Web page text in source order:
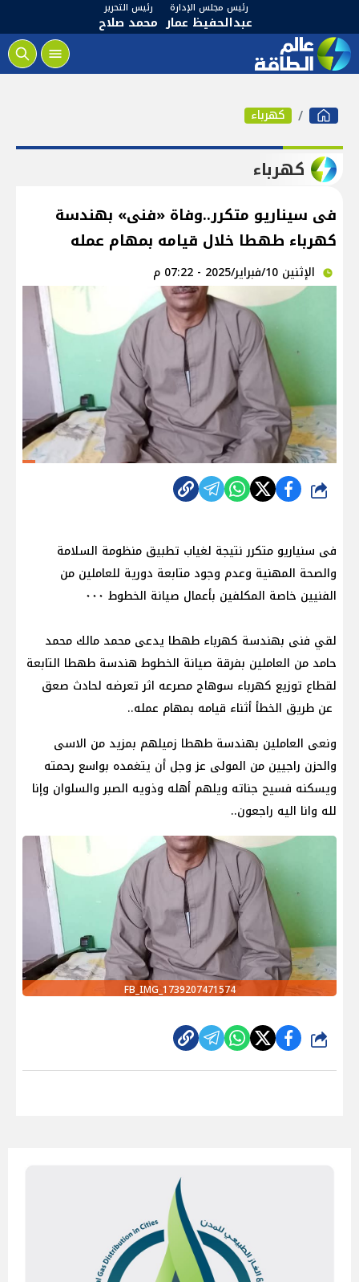
رئيس مجلس الإدارة
عبدالحفيظ عمار
رئيس التحرير
محمد صلاح
كهرباء
كهرباء
فى سيناريو متكرر..وفاة «فنى» بهندسة
كهرباء طهطا خلال قيامه بمهام عمله
الإثنين 10/فبراير/2025 - 07:22 م
شارك
فى سنياريو متكرر نتيجة لغياب تطبيق منظومة السلامة
والصحة المهنية وعدم وجود متابعة دورية للعاملين من
الفنيين خاصة المكلفين بأعمال صيانة الخطوط ٠٠٠
لقي فنى بهندسة كهرباء طهطا يدعى محمد مالك محمد
حامد من العاملين بفرقة صيانة الخطوط هندسة طهطا التابعة
لقطاع توزيع كهرباء سوهاج مصرعه اثر تعرضه لحادث صعق
عن طريق الخطأ أثناء قيامه بمهام عمله..
ونعى العاملين بهندسة طهطا زميلهم بمزيد من الاسى
والحزن راجيين من المولى عز وجل أن يتغمده بواسع رحمته
ويسكنه فسيح جناته ويلهم أهله وذويه الصبر والسلوان وإنا
لله وانا اليه راجعون..
FB_IMG_1739207471574
شارك